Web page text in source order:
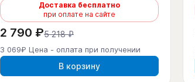
Доставка бесплатно
при оплате на сайте
2 790 ₽5 218 ₽
3 069₽ Цена - оплата при получении
В корзину